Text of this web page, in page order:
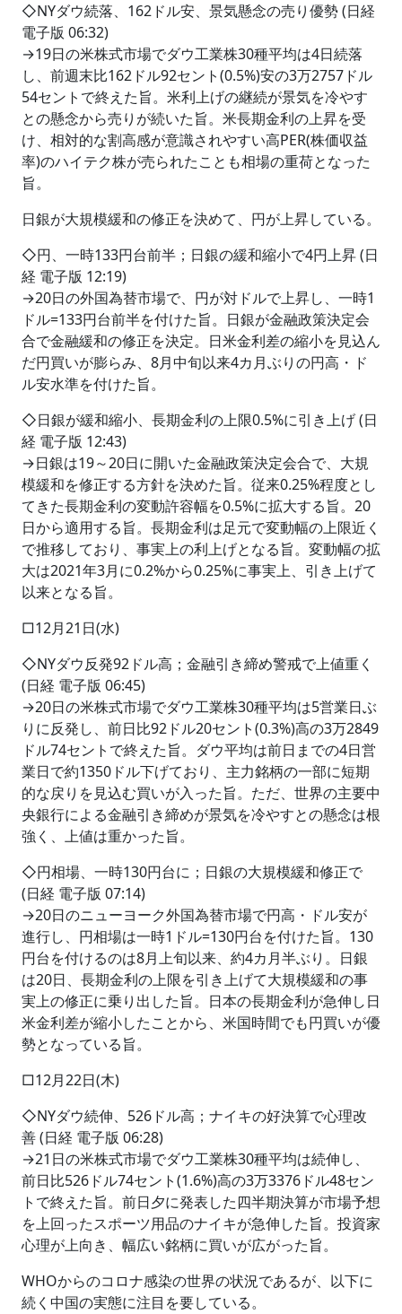
◇NYダウ続落、162ドル安、景気懸念の売り優勢 (日経
電子版 06:32)
→19日の米株式市場でダウ工業株30種平均は4日続落
し、前週末比162ドル92セント(0.5%)安の3万2757ドル
54セントで終えた旨。米利上げの継続が景気を冷やす
との懸念から売りが続いた旨。米長期金利の上昇を受
け、相対的な割高感が意識されやすい高PER(株価収益
率)のハイテク株が売られたことも相場の重荷となった
旨。
日銀が大規模緩和の修正を決めて、円が上昇している。
◇円、一時133円台前半；日銀の緩和縮小で4円上昇 (日
経 電子版 12:19)
→20日の外国為替市場で、円が対ドルで上昇し、一時1
ドル=133円台前半を付けた旨。日銀が金融政策決定会
合で金融緩和の修正を決定。日米金利差の縮小を見込ん
だ円買いが膨らみ、8月中旬以来4カ月ぶりの円高・ド
ル安水準を付けた旨。
◇日銀が緩和縮小、長期金利の上限0.5%に引き上げ (日
経 電子版 12:43)
→日銀は19～20日に開いた金融政策決定会合で、大規
模緩和を修正する方針を決めた旨。従来0.25%程度とし
てきた長期金利の変動許容幅を0.5%に拡大する旨。20
日から適用する旨。長期金利は足元で変動幅の上限近く
で推移しており、事実上の利上げとなる旨。変動幅の拡
大は2021年3月に0.2%から0.25%に事実上、引き上げて
以来となる旨。
□12月21日(水)
◇NYダウ反発92ドル高；金融引き締め警戒で上値重く
(日経 電子版 06:45)
→20日の米株式市場でダウ工業株30種平均は5営業日ぶ
りに反発し、前日比92ドル20セント(0.3%)高の3万2849
ドル74セントで終えた旨。ダウ平均は前日までの4日営
業日で約1350ドル下げており、主力銘柄の一部に短期
的な戻りを見込む買いが入った旨。ただ、世界の主要中
央銀行による金融引き締めが景気を冷やすとの懸念は根
強く、上値は重かった旨。
◇円相場、一時130円台に；日銀の大規模緩和修正で
(日経 電子版 07:14)
→20日のニューヨーク外国為替市場で円高・ドル安が
進行し、円相場は一時1ドル=130円台を付けた旨。130
円台を付けるのは8月上旬以来、約4カ月半ぶり。日銀
は20日、長期金利の上限を引き上げて大規模緩和の事
実上の修正に乗り出した旨。日本の長期金利が急伸し日
米金利差が縮小したことから、米国時間でも円買いが優
勢となっている旨。
□12月22日(木)
◇NYダウ続伸、526ドル高；ナイキの好決算で心理改
善 (日経 電子版 06:28)
→21日の米株式市場でダウ工業株30種平均は続伸し、
前日比526ドル74セント(1.6%)高の3万3376ドル48セン
トで終えた旨。前日夕に発表した四半期決算が市場予想
を上回ったスポーツ用品のナイキが急伸した旨。投資家
心理が上向き、幅広い銘柄に買いが広がった旨。
WHOからのコロナ感染の世界の状況であるが、以下に
続く中国の実態に注目を要している。